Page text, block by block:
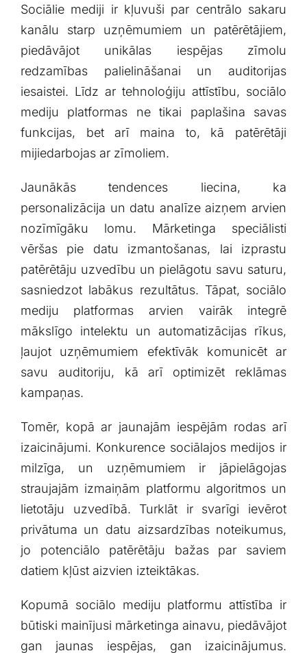
Sociālie mediji ir kļuvuši⁢ par centrālo sakaru
kanālu starp uzņēmumiem⁣ un​ patērētājiem,
piedāvājot⁣ unikālas iespējas zīmolu
redzamības palielināšanai un auditorijas
iesaistei. Līdz ar tehnoloģiju attīstību, sociālo
mediju platformas ne tikai paplašina savas
funkcijas, bet arī ⁤maina to, kā patērētāji
mijiedarbojas ​ar zīmoliem.
Jaunākās tendences liecina, ka
personalizācija un datu analīze ⁣aizņem‌ arvien
nozīmīgāku lomu. Mārketinga ⁢speciālisti
vēršas pie datu izmantošanas, lai izprastu
patērētāju uzvedību un pielāgotu savu saturu,
⁢sasniedzot labākus rezultātus. Tāpat, sociālo
‌mediju platformas arvien vairāk integrē
mākslīgo intelektu un automatizācijas rīkus,
ļaujot uzņēmumiem efektīvāk komunicēt ar
savu auditoriju, kā arī optimizēt reklāmas⁤
kampaņas.
Tomēr, kopā ar jaunajām iespējām rodas arī
izaicinājumi. ‍Konkurence sociālajos medijos ir
⁣milzīga, un uzņēmumiem ir ‌jāpielāgojas
straujajām izmaiņām platformu algoritmos un
‌lietotāju uzvedībā. Turklāt ir svarīgi ievērot
privātuma ⁣un datu aizsardzības noteikumus,
jo ​potenciālo patērētāju bažas par saviem
datiem kļūst aizvien izteiktākas.
Kopumā sociālo mediju platformu attīstība ir​
būtiski mainījusi mārketinga ainavu, piedāvājot
gan ‍jaunas iespējas, gan izaicinājumus.